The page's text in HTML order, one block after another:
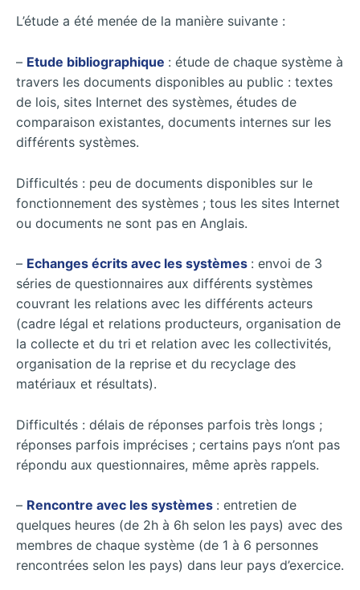
L’étude a été menée de la manière suivante :
– Etude bibliographique : étude de chaque système à
travers les documents disponibles au public : textes
de lois, sites Internet des systèmes, études de
comparaison existantes, documents internes sur les
différents systèmes.
Difficultés : peu de documents disponibles sur le
fonctionnement des systèmes ; tous les sites Internet
ou documents ne sont pas en Anglais.
– Echanges écrits avec les systèmes : envoi de 3
séries de questionnaires aux différents systèmes
couvrant les relations avec les différents acteurs
(cadre légal et relations producteurs, organisation de
la collecte et du tri et relation avec les collectivités,
organisation de la reprise et du recyclage des
matériaux et résultats).
Difficultés : délais de réponses parfois très longs ;
réponses parfois imprécises ; certains pays n’ont pas
répondu aux questionnaires, même après rappels.
– Rencontre avec les systèmes : entretien de
quelques heures (de 2h à 6h selon les pays) avec des
membres de chaque système (de 1 à 6 personnes
rencontrées selon les pays) dans leur pays d’exercice.